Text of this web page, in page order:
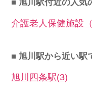
■ 旭川駅付近の人気
介護老人保健施設（
■ 旭川駅から近い駅
旭川四条駅(3)